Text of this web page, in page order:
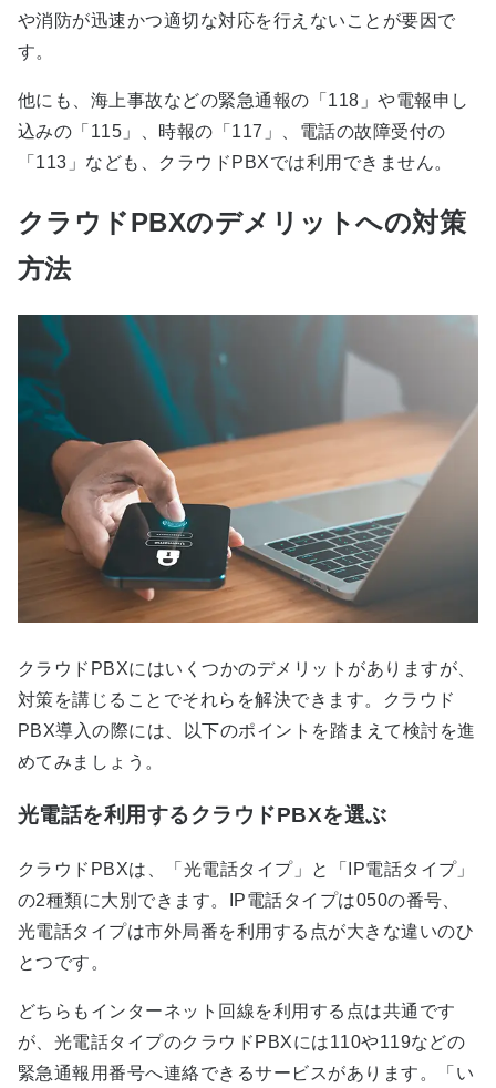
や消防が迅速かつ適切な対応を行えないことが要因で
す。
他にも、海上事故などの緊急通報の「118」や電報申し
込みの「115」、時報の「117」、電話の故障受付の
「113」なども、クラウドPBXでは利用できません。
クラウドPBXのデメリットへの対策
方法
クラウドPBXにはいくつかのデメリットがありますが、
対策を講じることでそれらを解決できます。クラウド
PBX導入の際には、以下のポイントを踏まえて検討を進
めてみましょう。
光電話を利用するクラウドPBXを選ぶ
クラウドPBXは、「光電話タイプ」と「IP電話タイプ」
の2種類に大別できます。IP電話タイプは050の番号、
光電話タイプは市外局番を利用する点が大きな違いのひ
とつです。
どちらもインターネット回線を利用する点は共通です
が、光電話タイプのクラウドPBXには110や119などの
緊急通報用番号へ連絡できるサービスがあります。「い